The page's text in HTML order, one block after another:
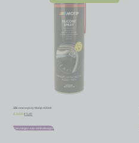
Siliconenspray Motip 400ml
€6,00 € 5,40
Toevoegen aan winkelwagen